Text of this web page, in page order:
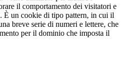
il comportamento dei visitatori e
È un cookie di tipo pattern, in cui il
breve serie di numeri e lettere, che
per il dominio che imposta il